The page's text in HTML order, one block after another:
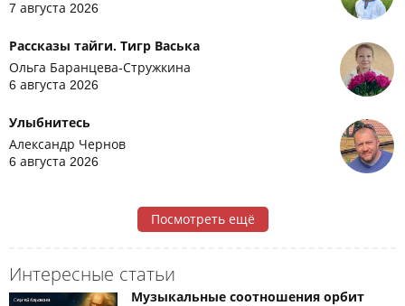
7 августа 2026
Рассказы тайги. Тигр Васька
Ольга Баранцева-Стружкина
6 августа 2026
Улыбнитесь
Александр Чернов
6 августа 2026
Посмотреть ещё
Интересные статьи
Музыкальные соотношения орбит